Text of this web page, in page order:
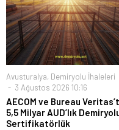
Avusturalya, Demiryolu İhaleleri
3 Ağustos 2026 10:16
AECOM ve Bureau
5,5 Milyar AUD’lık
Sertifikatörlük